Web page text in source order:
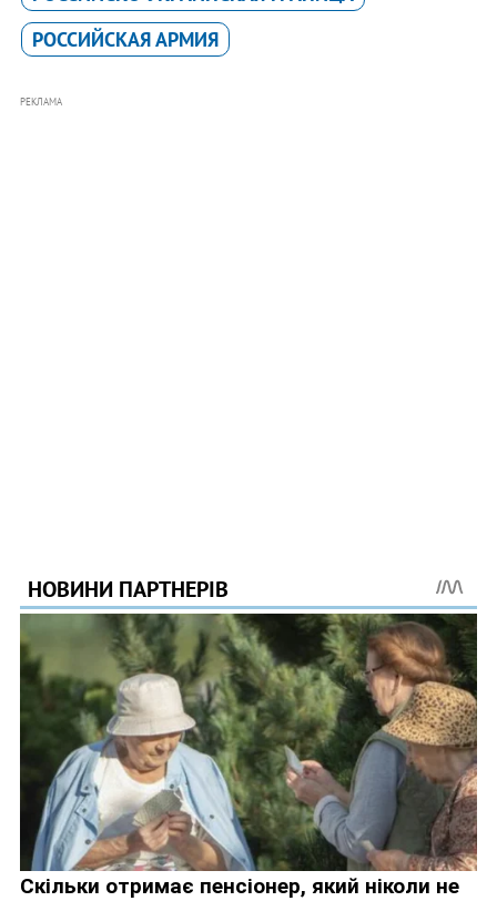
РОССИЙСКАЯ АРМИЯ
РЕКЛАМА